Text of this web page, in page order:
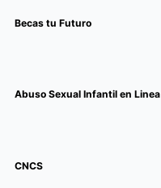
Becas tu Futuro
Abuso Sexual Infantil en Linea
CNCS